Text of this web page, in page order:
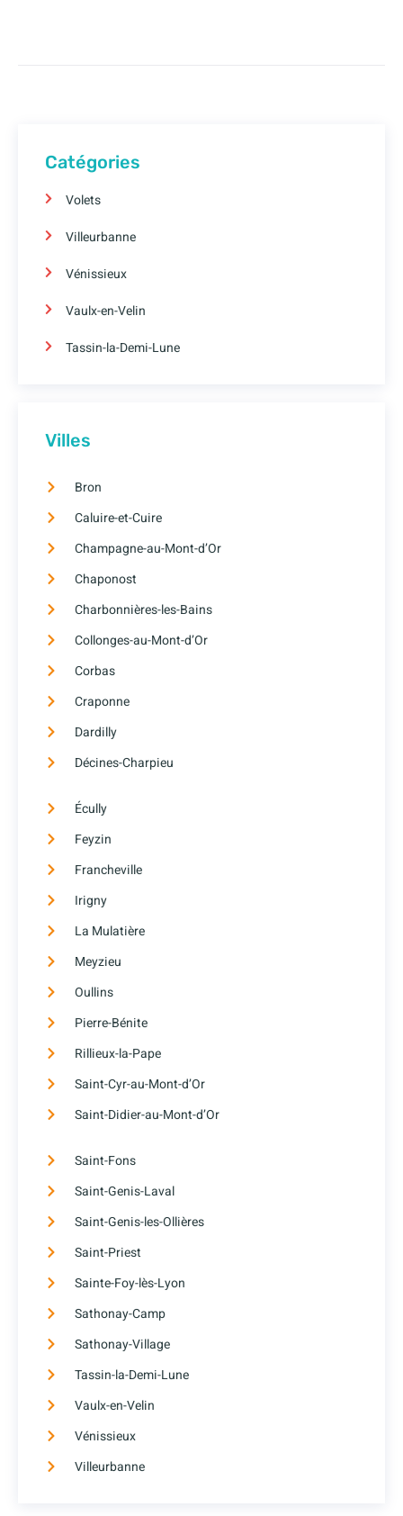
Catégories
Volets
Villeurbanne
Vénissieux
Vaulx-en-Velin
Tassin-la-Demi-Lune
Villes
Bron
Caluire-et-Cuire
Champagne-au-Mont-d’Or
Chaponost
Charbonnières-les-Bains
Collonges-au-Mont-d’Or
Corbas
Craponne
Dardilly
Décines-Charpieu
Écully
Feyzin
Francheville
Irigny
La Mulatière
Meyzieu
Oullins
Pierre-Bénite
Rillieux-la-Pape
Saint-Cyr-au-Mont-d’Or
Saint-Didier-au-Mont-d’Or
Saint-Fons
Saint-Genis-Laval
Saint-Genis-les-Ollières
Saint-Priest
Sainte-Foy-lès-Lyon
Sathonay-Camp
Sathonay-Village
Tassin-la-Demi-Lune
Vaulx-en-Velin
Vénissieux
Villeurbanne